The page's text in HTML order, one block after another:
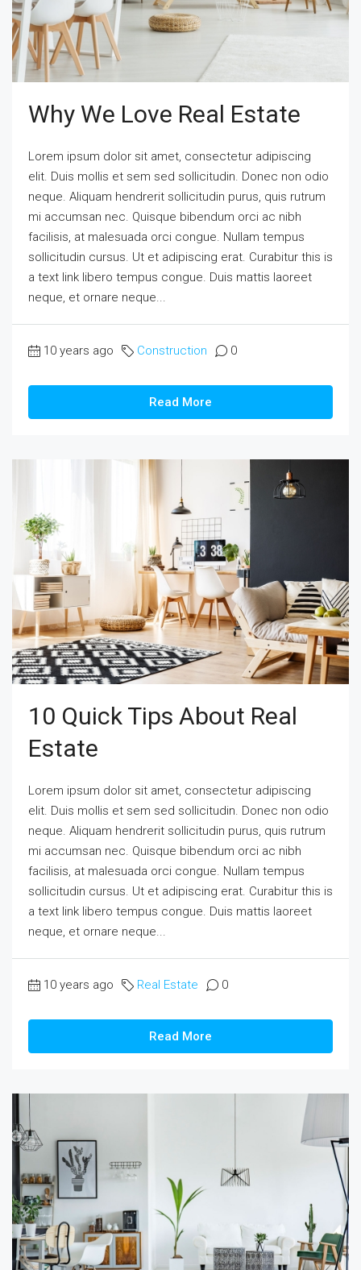
Why We Love Real Estate
Lorem ipsum dolor sit amet, consectetur adipiscing
elit. Duis mollis et sem sed sollicitudin. Donec non odio
neque. Aliquam hendrerit sollicitudin purus, quis rutrum
mi accumsan nec. Quisque bibendum orci ac nibh
facilisis, at malesuada orci congue. Nullam tempus
sollicitudin cursus. Ut et adipiscing erat. Curabitur this is
a text link libero tempus congue. Duis mattis laoreet
neque, et ornare neque...
10 years ago Construction 0
Read More
10 Quick Tips About Real
Estate
Lorem ipsum dolor sit amet, consectetur adipiscing
elit. Duis mollis et sem sed sollicitudin. Donec non odio
neque. Aliquam hendrerit sollicitudin purus, quis rutrum
mi accumsan nec. Quisque bibendum orci ac nibh
facilisis, at malesuada orci congue. Nullam tempus
sollicitudin cursus. Ut et adipiscing erat. Curabitur this is
a text link libero tempus congue. Duis mattis laoreet
neque, et ornare neque...
10 years ago Real Estate 0
Read More